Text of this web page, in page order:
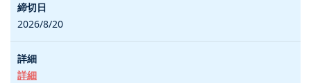
2026/8/20
詳細